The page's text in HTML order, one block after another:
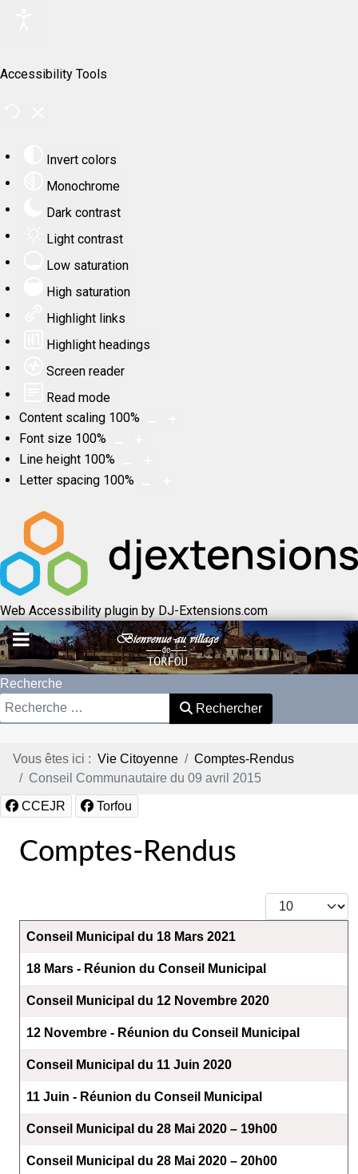
Accessibility Tools
Invert colors
Monochrome
Dark contrast
Light contrast
Low saturation
High saturation
Highlight links
Highlight headings
Screen reader
Read mode
Content scaling 100%
Font size 100%
Line height 100%
Letter spacing 100%
Web Accessibility plugin by DJ-Extensions.com
Recherche
Rechercher
Vous êtes ici : Vie Citoyenne
Comptes-Rendus
Conseil Communautaire du 09 avril 2015
CCEJR Torfou
Comptes-Rendus
Afficher #
Articles
Titre
Conseil Municipal du 18 Mars 2021
18 Mars - Réunion du Conseil Municipal
Conseil Municipal du 12 Novembre 2020
12 Novembre - Réunion du Conseil Municipal
Conseil Municipal du 11 Juin 2020
11 Juin - Réunion du Conseil Municipal
Conseil Municipal du 28 Mai 2020 – 19h00
Conseil Municipal du 28 Mai 2020 – 20h00